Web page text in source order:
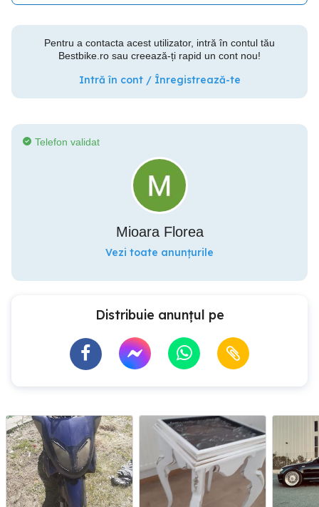
Pentru a contacta acest utilizator, intră în contul tău
Bestbike.ro sau creează-ți rapid un cont nou!
Intră în cont / Înregistrează-te
Telefon validat
Mioara Florea
Vezi toate anunțurile
Distribuie anunțul pe